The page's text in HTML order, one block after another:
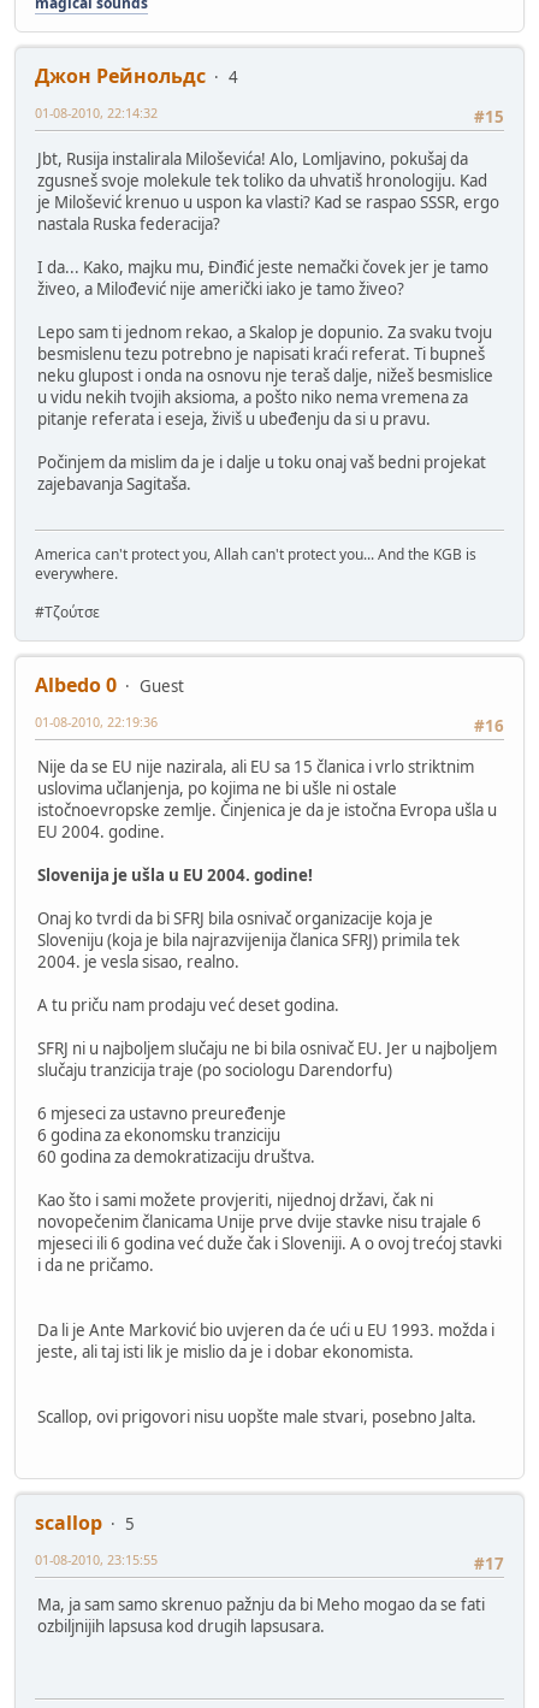
Джон Рейнольдс
4
#15
01-08-2010, 22:14:32
Jbt, Rusija instalirala Miloševića! Alo, Lomljavino, pokušaj da
zgusneš svoje molekule tek toliko da uhvatiš hronologiju. Kad
je Milošević krenuo u uspon ka vlasti? Kad se raspao SSSR, ergo
nastala Ruska federacija?
I da... Kako, majku mu, Đinđić jeste nemački čovek jer je tamo
živeo, a Milođević nije američki iako je tamo živeo?
Lepo sam ti jednom rekao, a Skalop je dopunio. Za svaku tvoju
besmislenu tezu potrebno je napisati kraći referat. Ti bupneš
neku glupost i onda na osnovu nje teraš dalje, nižeš besmislice
u vidu nekih tvojih aksioma, a pošto niko nema vremena za
pitanje referata i eseja, živiš u ubeđenju da si u pravu.
Počinjem da mislim da je i dalje u toku onaj vaš bedni projekat
zajebavanja Sagitaša.
America can't protect you, Allah can't protect you... And the KGB is
everywhere.
#Τζούτσε
Albedo 0
Guest
#16
01-08-2010, 22:19:36
Nije da se EU nije nazirala, ali EU sa 15 članica i vrlo striktnim
uslovima učlanjenja, po kojima ne bi ušle ni ostale
istočnoevropske zemlje. Činjenica je da je istočna Evropa ušla u
EU 2004. godine.
Slovenija je ušla u EU 2004. godine!
Onaj ko tvrdi da bi SFRJ bila osnivač organizacije koja je
Sloveniju (koja je bila najrazvijenija članica SFRJ) primila tek
2004. je vesla sisao, realno.
A tu priču nam prodaju već deset godina.
SFRJ ni u najboljem slučaju ne bi bila osnivač EU. Jer u najboljem
slučaju tranzicija traje (po sociologu Darendorfu)
6 mjeseci za ustavno preuređenje
6 godina za ekonomsku tranziciju
60 godina za demokratizaciju društva.
Kao što i sami možete provjeriti, nijednoj državi, čak ni
novopečenim članicama Unije prve dvije stavke nisu trajale 6
mjeseci ili 6 godina već duže čak i Sloveniji. A o ovoj trećoj stavki
i da ne pričamo.
Da li je Ante Marković bio uvjeren da će ući u EU 1993. možda i
jeste, ali taj isti lik je mislio da je i dobar ekonomista.
Scallop, ovi prigovori nisu uopšte male stvari, posebno Jalta.
scallop
5
#17
01-08-2010, 23:15:55
Ma, ja sam samo skrenuo pažnju da bi Meho mogao da se fati
ozbiljnijih lapsusa kod drugih lapsusara.